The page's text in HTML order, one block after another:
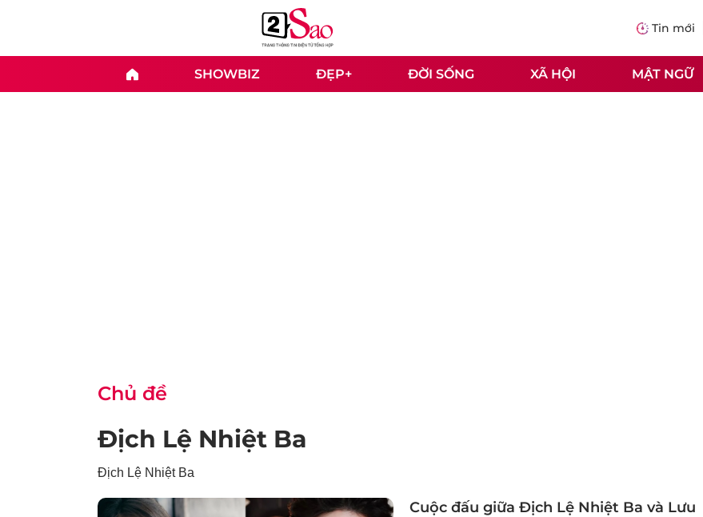
Tin mới
SHOWBIZ ĐẸP+ ĐỜI SỐNG XÃ HỘI MẬT NGỮ
Chủ đề
Địch Lệ Nhiệt Ba
Địch Lệ Nhiệt Ba
Cuộc đấu giữa Địch Lệ Nhiệt Ba và Lưu